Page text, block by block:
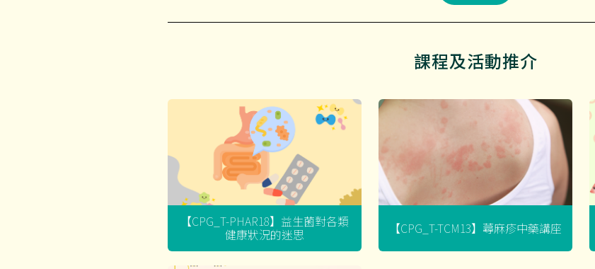
課程及活動推介
【CPG_T-PHAR18】益生菌對各類
健康狀況的迷思 【CPG_T-TCM13】蕁麻疹中藥講座